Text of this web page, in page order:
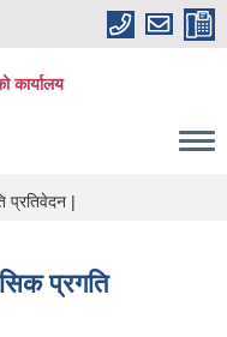
कार्यालय
प्रतिवेदन |
प्रगति